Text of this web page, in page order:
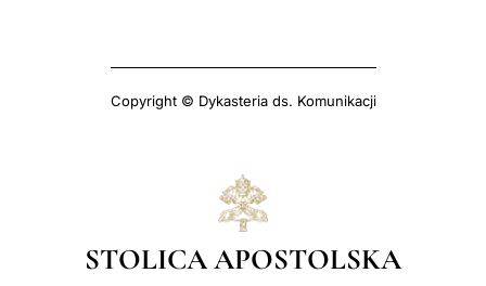
Copyright © Dykasteria ds. Komunikacji
STOLICA APOSTOLSKA